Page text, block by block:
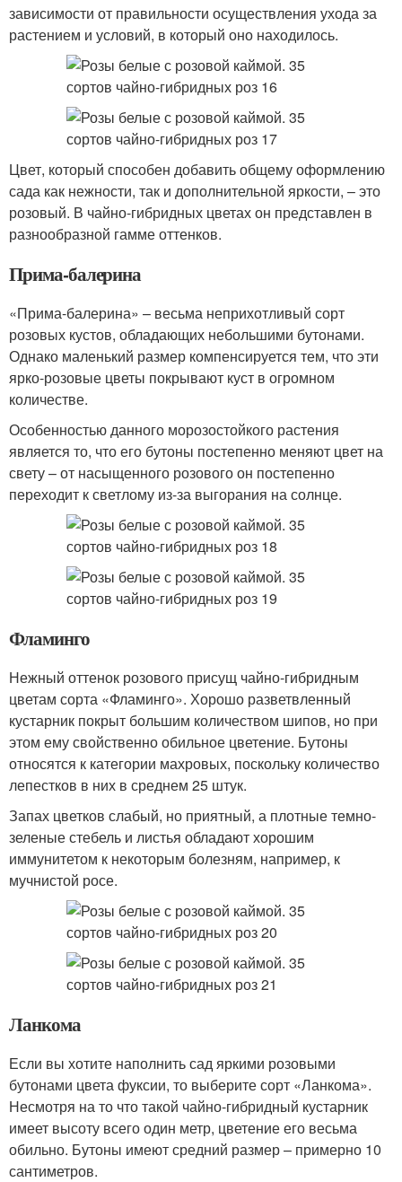
зависимости от правильности осуществления ухода за
растением и условий, в который оно находилось.
Цвет, который способен добавить общему оформлению
сада как нежности, так и дополнительной яркости, – это
розовый. В чайно-гибридных цветах он представлен в
разнообразной гамме оттенков.
Прима-балерина
«Прима-балерина» – весьма неприхотливый сорт
розовых кустов, обладающих небольшими бутонами.
Однако маленький размер компенсируется тем, что эти
ярко-розовые цветы покрывают куст в огромном
количестве.
Особенностью данного морозостойкого растения
является то, что его бутоны постепенно меняют цвет на
свету – от насыщенного розового он постепенно
переходит к светлому из-за выгорания на солнце.
Фламинго
Нежный оттенок розового присущ чайно-гибридным
цветам сорта «Фламинго». Хорошо разветвленный
кустарник покрыт большим количеством шипов, но при
этом ему свойственно обильное цветение. Бутоны
относятся к категории махровых, поскольку количество
лепестков в них в среднем 25 штук.
Запах цветков слабый, но приятный, а плотные темно-
зеленые стебель и листья обладают хорошим
иммунитетом к некоторым болезням, например, к
мучнистой росе.
Ланкома
Если вы хотите наполнить сад яркими розовыми
бутонами цвета фуксии, то выберите сорт «Ланкома».
Несмотря на то что такой чайно-гибридный кустарник
имеет высоту всего один метр, цветение его весьма
обильно. Бутоны имеют средний размер – примерно 10
сантиметров.